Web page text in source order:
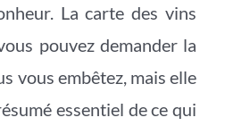
La carte des vins
pouvez demander la
vous embêtez, mais elle
essentiel de ce qui